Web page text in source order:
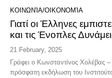
ΚΟΙΝΩΝΊΑ/ΟΙΚΟΝΟΜΊΑ
Γιατί οι Έλληνες
και τις Ένοπλες
21 February, 2025
Γράφει ο Κωνσταντίνος Χολέβας –
πρόσφατη εκδήλωση του